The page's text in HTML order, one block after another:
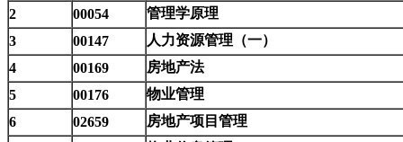
2
00054
管理学原理
3
00147
人力资源管理（一）
4
00169
房地产法
5
00176
物业管理
6
02659
房地产项目管理